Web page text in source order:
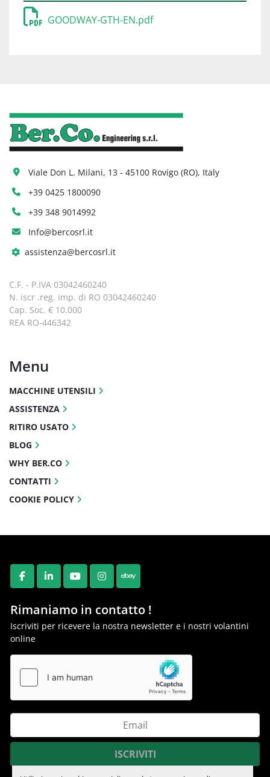
GOODWAY-GTH-EN.pdf
FACEBOOK
LINKEDINYOUTUBEINSTAGRAM
EBAY
Rimaniamo in contatto !
Iscriviti per ricevere la nostra newsletter e i nostri volantini
online
ISCRIVITI
Viale Don L. Milani, 13 - 45100 Rovigo (RO), Italy
+39 0425 1800090
+39 348 9014992
Info@bercosrl.it
assistenza@bercosrl.it
C.F. - P.IVA 03042460240
N. iscr .reg. imp. di RO 03042460240
Cap. Soc. € 10.000
REA RO-446342
Menu
MACCHINE UTENSILI
ASSISTENZA
RITIRO USATO
BLOG
WHY BER.CO
CONTATTI
COOKIE POLICY